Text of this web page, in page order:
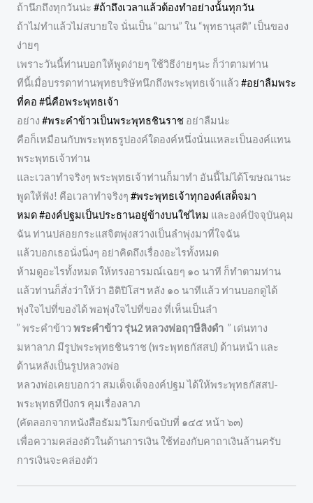
ถ้านึกถึงทุกวันน่ะ #ถ้าถึงเวลาแล้วต้องทำอย่างนั้นทุกวัน
ถ้าไม่ทำแล้วไม่สบายใจ นั่นเป็น “ฌาน” ใน “พุทธานุสติ” เป็นของ
ง่ายๆ
เพราะวันนี้ท่านบอกให้พูดง่ายๆ ใช้วิธีง่ายๆนะ ก็ว่าตามท่าน
ทีนี้เมื่อบรรดาท่านพุทธบริษัทนึกถึงพระพุทธเจ้าแล้ว #อย่าลืมพระ
ที่คอ #นี่คือพระพุทธเจ้า
อย่าง #พระคำข้าวเป็นพระพุทธชินราช อย่าลืมน่ะ
คือก็เหมือนกับพระพุทธรูปองค์ใดองค์หนึ่งนั่นแหละเป็นองค์แทน
พระพุทธเจ้าท่าน
และเวลาทำจริงๆ พระพุทธเจ้าท่านก็มาทำ อันนี้ไม่ได้โฆษณานะ
พูดให้ฟัง! คือเวลาทำจริงๆ #พระพุทธเจ้าทุกองค์เสด็จมา
หมด#องค์ปฐมเป็นประธานอยู่ข้างบนใช่ไหม และองค์ปัจจุบันคุม
ฉัน ท่านปล่อยกระแสจิตพุ่งสว่างเป็นลำพุ่งมาที่ใจฉัน
แล้วบอกเธอนั่งนิ่งๆ อย่าคิดถึงเรื่องอะไรทั้งหมด
ห้ามดูอะไรทั้งหมด ให้ทรงอารมณ์เฉยๆ ๑๐ นาที ก็ทำตามท่าน
แล้วท่านก็สั่งว่าให้ว่า อิติปิโสฯ หลัง ๑๐ นาทีแล้ว ท่านบอกดูได้
พุ่งใจไปที่ของได้ พอพุ่งใจไปที่ของ ที่เห็นเป็นลำ
” พระคำข้าว พระคำข้าว รุ่น2 หลวงพ่อฤาษีลิงดำ ” เด่นทาง
มหาลาภ มีรูปพระพุทธชินราช (พระพุทธกัสสป) ด้านหน้า และ
ด้านหลังเป็นรูปหลวงพ่อ
หลวงพ่อเคยบอกว่า สมเด็จเด็จองค์ปฐม ได้ให้พระพุทธกัสสป-
พระพุทธทีปังกร คุมเรื่องลาภ
(คัดลอกจากหนังสือธัมมวิโมกข์ฉบับที่ ๑๔๕ หน้า ๖๓)
เพื่อความคล่องตัวในด้านการเงิน ใช้ท่องกับคาถาเงินล้านครับ
การเงินจะคล่องตัว